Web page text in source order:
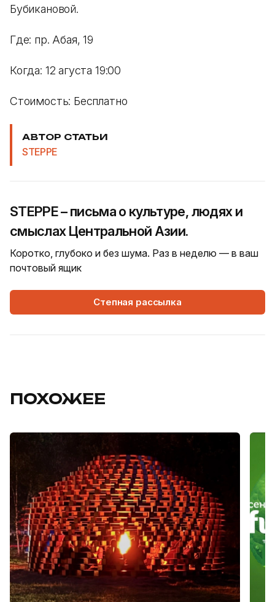
Бубикановой.
Где: пр. Абая, 19
Когда: 12 агуста 19:00
Стоимость: Бесплатно
АВТОР СТАТЬИ
STEPPE
STEPPE – письма о культуре, людях и
смыслах Центральной Азии.
Коротко, глубоко и без шума. Раз в неделю — в ваш
почтовый ящик
Степная рассылка
ПОХОЖЕЕ